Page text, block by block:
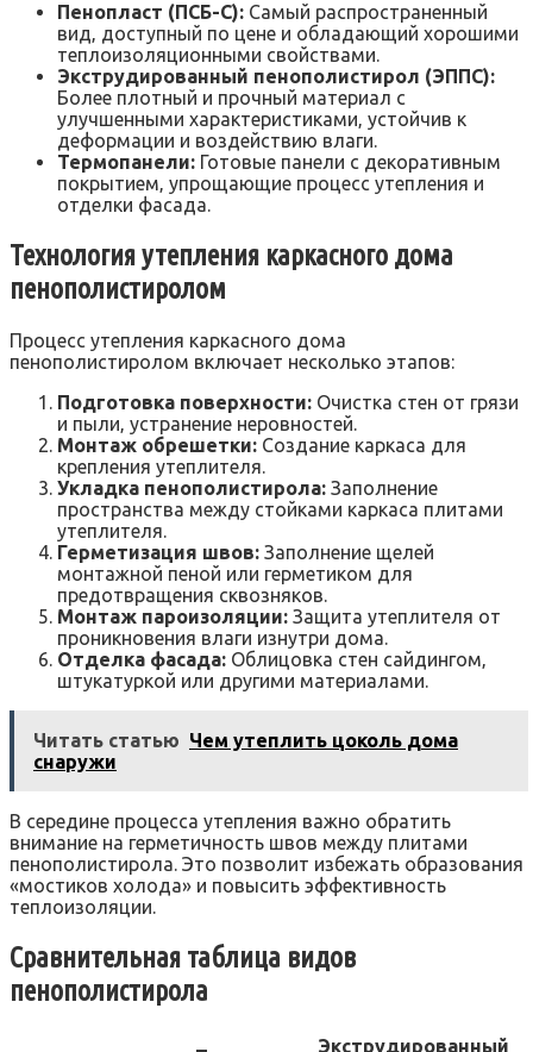
Пенопласт (ПСБ-С): Самый распространенный
вид‚ доступный по цене и обладающий хорошими
теплоизоляционными свойствами.
Экструдированный пенополистирол (ЭППС):
Более плотный и прочный материал с
улучшенными характеристиками‚ устойчив к
деформации и воздействию влаги.
Термопанели: Готовые панели с декоративным
покрытием‚ упрощающие процесс утепления и
отделки фасада.
Технология утепления каркасного дома
пенополистиролом
Процесс утепления каркасного дома
пенополистиролом включает несколько этапов:
Подготовка поверхности: Очистка стен от грязи
и пыли‚ устранение неровностей.
Монтаж обрешетки: Создание каркаса для
крепления утеплителя.
Укладка пенополистирола: Заполнение
пространства между стойками каркаса плитами
утеплителя.
Герметизация швов: Заполнение щелей
монтажной пеной или герметиком для
предотвращения сквозняков.
Монтаж пароизоляции: Защита утеплителя от
проникновения влаги изнутри дома.
Отделка фасада: Облицовка стен сайдингом‚
штукатуркой или другими материалами.
Читать статью Чем утеплить цоколь дома
снаружи
В середине процесса утепления важно обратить
внимание на герметичность швов между плитами
пенополистирола. Это позволит избежать образования
«мостиков холода» и повысить эффективность
теплоизоляции.
Сравнительная таблица видов
пенополистирола
Экструдированный